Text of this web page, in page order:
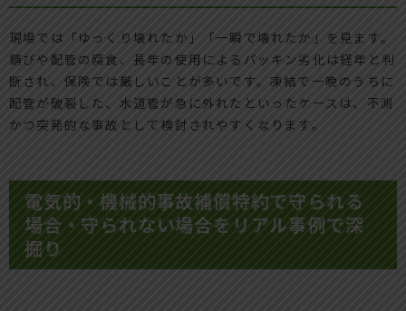
現場では「ゆっくり壊れたか」「一瞬で壊れたか」を見ます。
錆びや配管の腐食、長年の使用によるパッキン劣化は経年と判
断され、保険では厳しいことが多いです。凍結で一晩のうちに
配管が破裂した、水道管が急に外れたといったケースは、不測
かつ突発的な事故として検討されやすくなります。
電気的・機械的事故補償特約で守られる
場合・守られない場合をリアル事例で深
掘り